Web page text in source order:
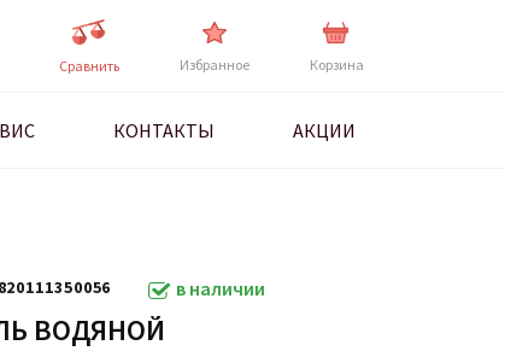
Cравнить Избранное Корзина
КОНТАКТЫ АКЦИИ
в наличии
ВОДЯНОЙ